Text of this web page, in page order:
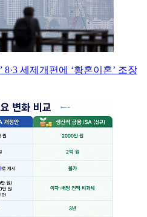
8·3 세제개편에 ‘황혼이혼’ 조장